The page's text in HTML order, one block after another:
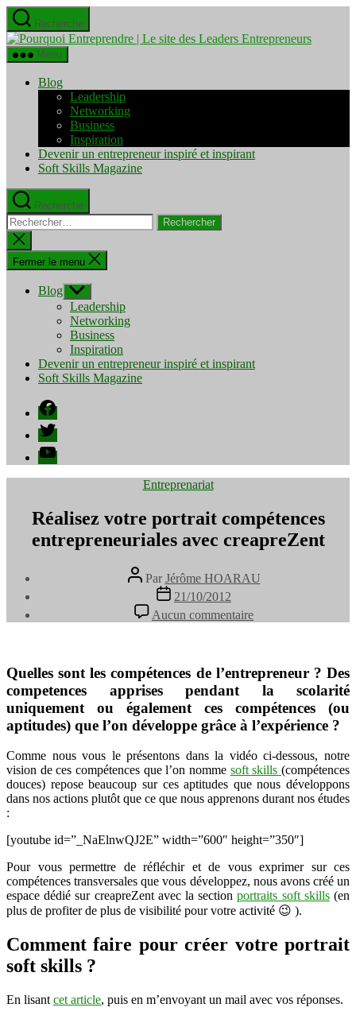
Aller
au
contenu
Recherche
Pourquoi
Menu
Blog
Leadership
Networking
Business
Inspiration
Devenir un entrepreneur inspiré et inspirant
Soft Skills Magazine
Recherche
Rechercher :
Fermer
la
recherche
Fermer le menu
Blog Afficher
le
sous-
menu
Leadership
Networking
Business
Inspiration
Devenir un entrepreneur inspiré et inspirant
Soft Skills Magazine
Facebook
Twitter
YouTube
Catégories
Entreprenariat
Réalisez votre portrait compétences
entrepreneuriales avec creapreZent
Auteur
de
l’article
Par Jérôme HOARAU
Date
l’article
21/10/2012
Aucun commentaire
Réalisez
compétences
entrepreneuriales
avec
creapreZent
Quelles sont les compétences de l’entrepreneur ? Des
competences apprises pendant la scolarité
uniquement ou également ces compétences (ou
aptitudes) que l’on développe grâce à l’expérience ?
Comme nous vous le présentons dans la vidéo ci-dessous, notre
vision de ces compétences que l’on nomme soft skills(compétences
douces) repose beaucoup sur ces aptitudes que nous développons
dans nos actions plutôt que ce que nous apprenons durant nos études
:
[youtube id=”_NaElnwQJ2E” width=”600″ height=”350″]
Pour vous permettre de réfléchir et de vous exprimer sur ces
compétences transversales que vous développez, nous avons créé un
espace dédié sur creapreZent avec la sectionportraits soft skills(en
plus de profiter de plus de visibilité pour votre activité 😉 ).
Comment faire pour créer votre portrait
soft skills ?
En lisant cet article, puis en m’envoyant un mail avec vos réponses.